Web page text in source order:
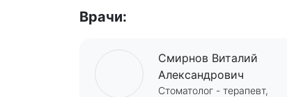
Врачи:
Смирнов Виталий
Александрович
Стоматолог - терапевт,